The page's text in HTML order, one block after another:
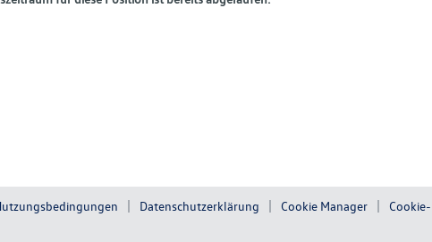
Datenschutzerklärung Cookie Manager